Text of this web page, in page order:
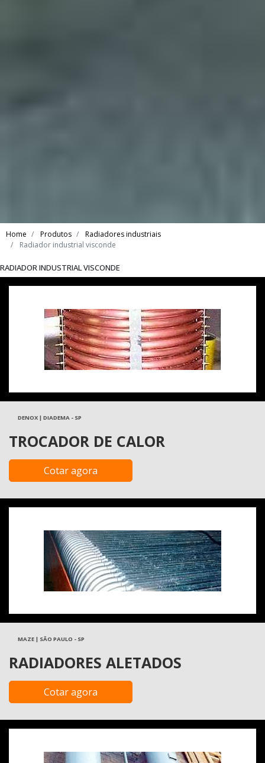
Home Produtos
Radiadores industriais
Radiador industrial visconde
RADIADOR INDUSTRIAL VISCONDE
DENOX | DIADEMA - SP
TROCADOR DE CALOR
Cotar agora
MAZE | SÃO PAULO - SP
RADIADORES ALETADOS
Cotar agora